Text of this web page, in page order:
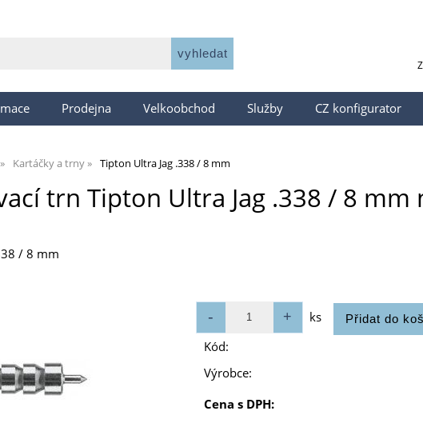
Prodejna Velkoobchod Služby CZ konfigurator
Kartáčky a trny Tipton Ultra Jag .338 / 8 mm
trn Tipton Ultra Jag .338 / 8 mm
/ 8 mm
ks
Kód:
Výrobce:
Cena s DPH: